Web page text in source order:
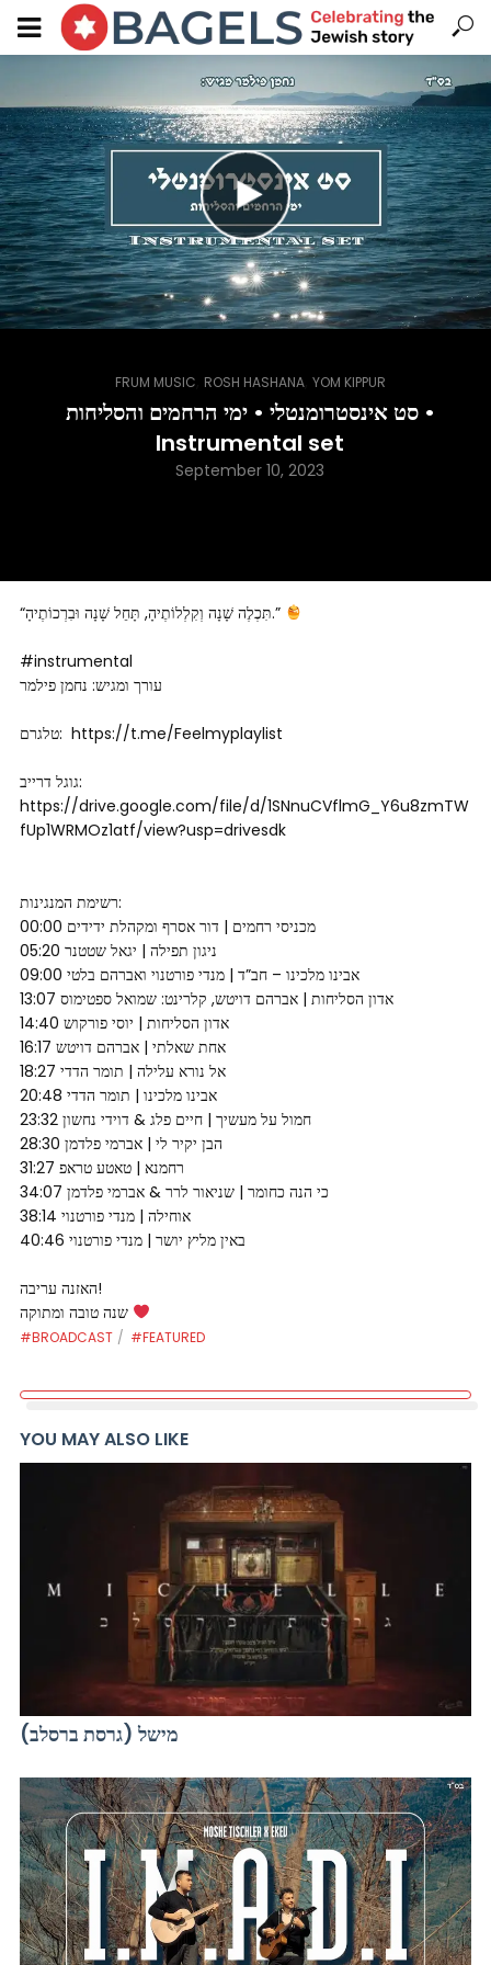
FRUM MUSIC ROSH HASHANA, YOM KIPPUR
סט אינסטרומנטלי • ימי הרחמים והסליחות •
Instrumental set
September 10, 2023
“תִּכְלֶה שָׁנָה וְקִלְלוֹתֶיהָ, תָּחֵל שָׁנָה וּבִרְכוֹתֶיהָ.”
#instrumental
עורך ומגיש: נחמן פילמר
טלגרם: https://t.me/Feelmyplaylist
גוגל דרייב:
https://drive.google.com/file/d/1SNnuCVflmG_Y6u8zmTW
fUp1WRMOz1atf/view?usp=drivesdk
רשימת המנגינות:
00:00 מכניסי רחמים | דור אסרף ומקהלת ידידים
05:20 ניגון תפילה | יגאל שטטנר
09:00 אבינו מלכינו – חב”ד | מנדי פורטנוי ואברהם בלטי
13:07 אדון הסליחות | אברהם דויטש, קלרינט: שמואל ספטימוס
14:40 אדון הסליחות | יוסי פורקוש
16:17 אחת שאלתי | אברהם דויטש
18:27 אל נורא עלילה | תומר הדדי
20:48 אבינו מלכינו | תומר הדדי
23:32 חמול על מעשיך | חיים פלג & דוידי נחשון
28:30 הבן יקיר לי | אברמי פלדמן
31:27 רחמנא | טאטע טראפ
34:07 כי הנה כחומר | שניאור לרר & אברמי פלדמן
38:14 אוחילה | מנדי פורטנוי
40:46 באין מליץ יושר | מנדי פורטנוי
האזנה עריבה!
#BROADCAST #FEATURED
YOU MAY ALSO LIKE
מישל (גרסת ברסלב)